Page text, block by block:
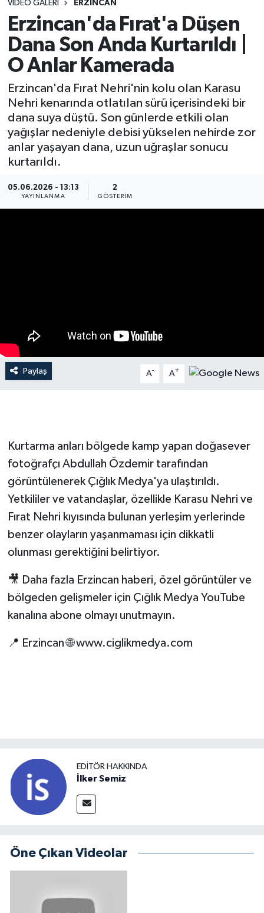
VIDEO GALERI ERZINCAN
Erzincan'da Fırat'a Düşen
Dana Son Anda Kurtarıldı |
O Anlar Kamerada
Erzincan'da Fırat Nehri'nin kolu olan Karasu
Nehri kenarında otlatılan sürü içerisindeki bir
dana suya düştü. Son günlerde etkili olan
yağışlar nedeniyle debisi yükselen nehirde zor
anlar yaşayan dana, uzun uğraşlar sonucu
kurtarıldı.
05.06.2026 - 13:13
YAYINLANMA
2
GÖSTERIM
Paylaş A- A+
Kurtarma anları bölgede kamp yapan doğasever
fotoğrafçı Abdullah Özdemir tarafından
görüntülenerek Çığlık Medya'ya ulaştırıldı.
Yetkililer ve vatandaşlar, özellikle Karasu Nehri ve
Fırat Nehri kıyısında bulunan yerleşim yerlerinde
benzer olayların yaşanmaması için dikkatli
olunması gerektiğini belirtiyor.
🎥 Daha fazla Erzincan haberi, özel görüntüler ve
bölgeden gelişmeler için Çığlık Medya YouTube
kanalına abone olmayı unutmayın.
📍 Erzincan 🌐 www.ciglikmedya.com
EDITÖR HAKKINDA
İlker Semiz
Öne Çıkan Videolar